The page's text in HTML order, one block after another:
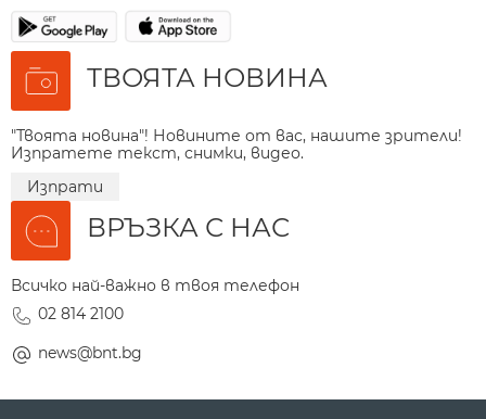
ТВОЯТА НОВИНА
"Твоята новина"! Новините от вас, нашите зрители!
Изпратете текст, снимки, видео.
Изпрати
ВРЪЗКА С НАС
Всичко най-важно в твоя телефон
02 814 2100
news@bnt.bg